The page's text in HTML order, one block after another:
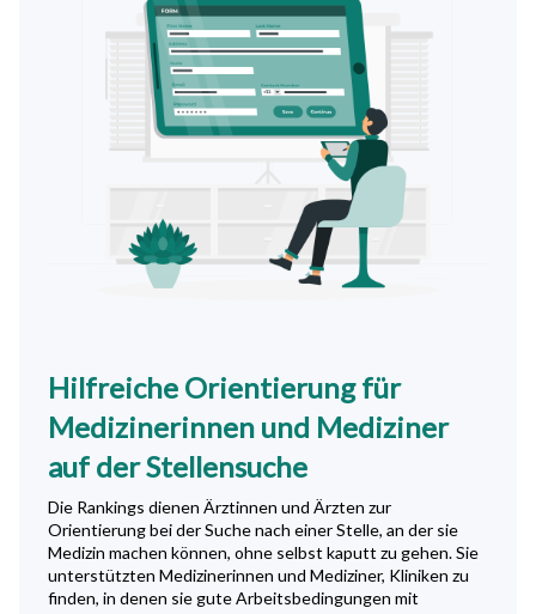
Hilfreiche Orientierung für
Medizinerinnen und Mediziner
auf der Stellensuche
Die Rankings dienen Ärztinnen und Ärzten zur
Orientierung bei der Suche nach einer Stelle, an der sie
Medizin machen können, ohne selbst kaputt zu gehen. Sie
unterstützten Medizinerinnen und Mediziner, Kliniken zu
finden, in denen sie gute Arbeitsbedingungen mit